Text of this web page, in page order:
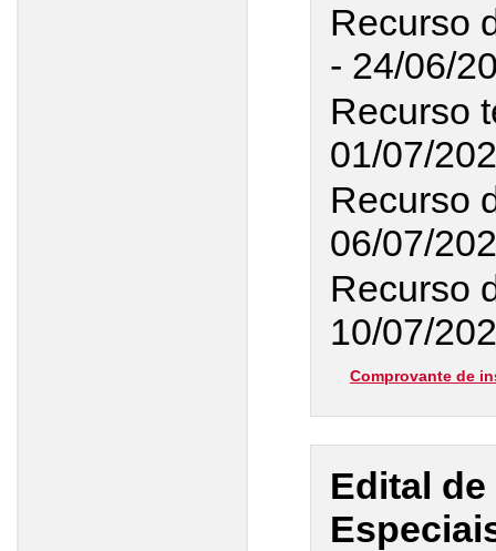
Recurso
- 24/06/
Recurso
01/07/
Recurso
06/07/
Recurso
10/07/
Comprovante de
Edital